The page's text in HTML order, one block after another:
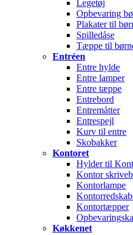
Legetøj
Opbevaring
Plakater til
Spilledåse
Tæppe til
Entréen
Entre hylde
Entre lamper
Entre tæppe
Entrebord
Entremåtter
Entrespejl
Kurv til entre
Skobakker
Kontoret
Hylder til
Kontor
Kontorlampe
Kontortæpper
Køkkenet